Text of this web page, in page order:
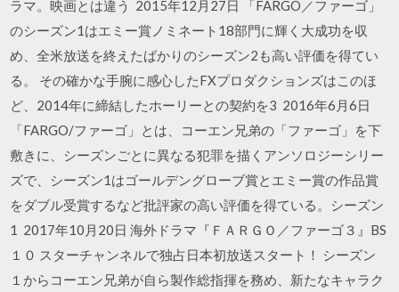
ラマ。映画とは違う 2015年12月27日 「FARGO／ファーゴ」
のシーズン1はエミー賞ノミネート18部門に輝く大成功を収
め、全米放送を終えたばかりのシーズン2も高い評価を得てい
る。 その確かな手腕に感心したFXプロダクションズはこのほ
ど、2014年に締結したホーリーとの契約を3 2016年6月6日
「FARGO/ファーゴ」とは、コーエン兄弟の「ファーゴ」を下
敷きに、シーズンごとに異なる犯罪を描くアンソロジーシリー
ズで、シーズン1はゴールデングローブ賞とエミー賞の作品賞
をダブル受賞するなど批評家の高い評価を得ている。シーズン
1 2017年10月20日 海外ドラマ『ＦＡＲＧＯ／ファーゴ３』BS
１０ スターチャンネルで独占日本初放送スタート！ シーズン
１からコーエン兄弟が自ら製作総指揮を務め、新たなキャラク